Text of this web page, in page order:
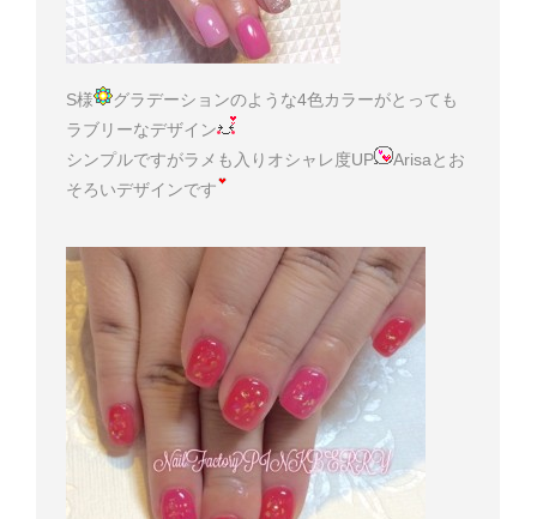
S様
グラデーションのような4色カラーがとっても
ラブリーなデザイン
シンプルですがラメも入りオシャレ度UP
Arisaとお
そろいデザインです